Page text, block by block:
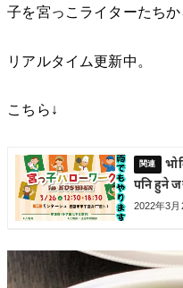
子を宮っこライターたちか
リアルタイム更新中。
こちら↓
पनि हुने
2022年3月